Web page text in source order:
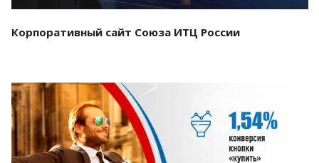
Корпоративный сайт Союза ИТЦ России